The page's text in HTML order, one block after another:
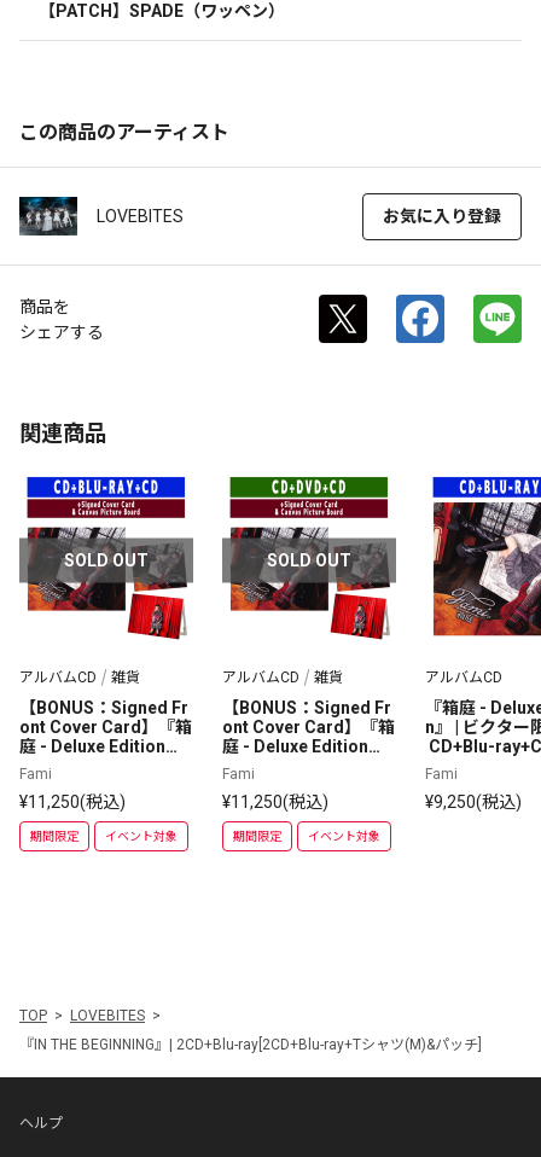
【PATCH】SPADE（ワッペン）
この商品のアーティスト
LOVEBITES お気に入り登録
商品を
シェアする
関連商品
SOLD OUT
アルバムCD 雑貨
【BONUS：Signed Fr
ont Cover Card】『箱
庭 - Deluxe Edition』
＋Canvas picture boa
rd | ビクター限定盤 | C
D+Blu-ray+CD
Fami
¥11,250(税込)
期間限定 イベント対象
SOLD OUT
アルバムCD 雑貨
【BONUS：Signed Fr
ont Cover Card】『箱
庭 - Deluxe Edition』
＋Canvas picture boa
rd | ビクター限定盤 | C
D+DVD+CD
Fami
¥11,250(税込)
期間限定 イベント対象
アルバムCD
『箱庭 -
n』 | ビクター
CD+Blu-
Fami
¥9,250(税込)
TOP
LOVEBITES
『IN THE BEGINNING』| 2CD+Blu-ray[2CD+Blu-ray+Tシャツ(M)&パッチ]
ヘルプ